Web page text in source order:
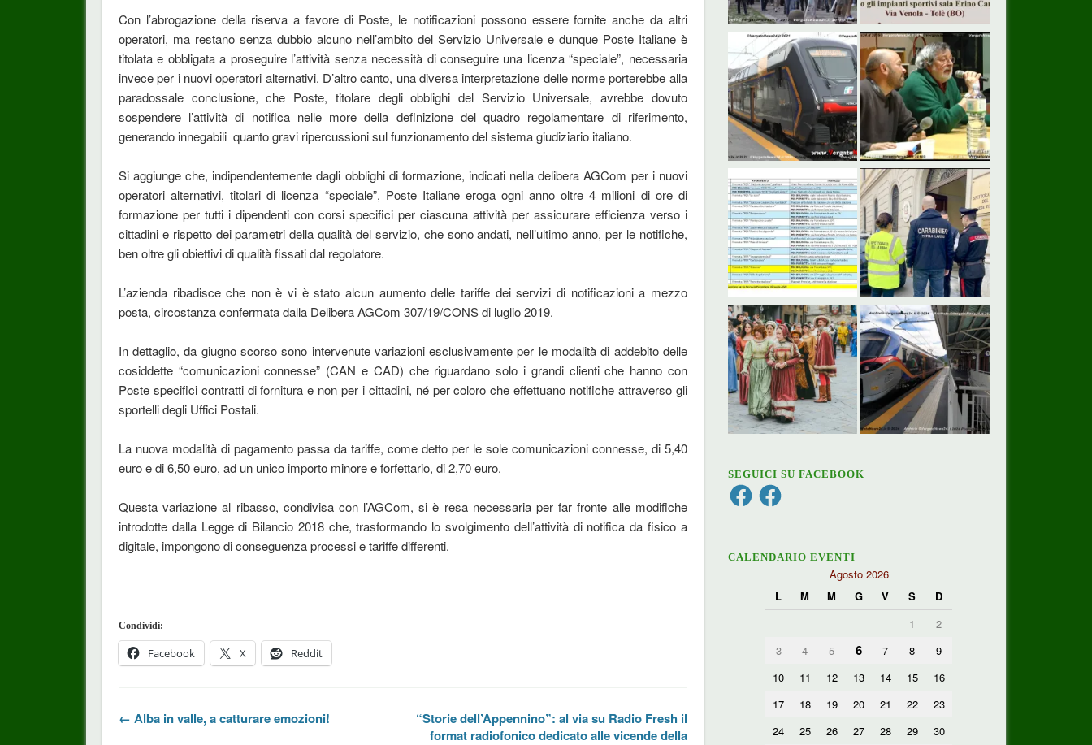
Con l’abrogazione della riserva a favore di Poste, le notificazioni possono essere fornite anche da altri
operatori, ma restano senza dubbio alcuno nell’ambito del Servizio Universale e dunque Poste Italiane è
titolata e obbligata a proseguire l’attività senza necessità di conseguire una licenza “speciale”, necessaria
invece per i nuovi operatori alternativi. D’altro canto, una diversa interpretazione delle norme porterebbe alla
paradossale conclusione, che Poste, titolare degli obblighi del Servizio Universale, avrebbe dovuto
sospendere l’attività di notifica nelle more della definizione del quadro regolamentare di riferimento,
generando innegabili quanto gravi ripercussioni sul funzionamento del sistema giudiziario italiano.
Si aggiunge che, indipendentemente dagli obblighi di formazione, indicati nella delibera AGCom per i nuovi
operatori alternativi, titolari di licenza “speciale”, Poste Italiane eroga ogni anno oltre 4 milioni di ore di
formazione per tutti i dipendenti con corsi specifici per ciascuna attività per assicurare efficienza verso i
cittadini e rispetto dei parametri della qualità del servizio, che sono andati, nell’ultimo anno, per le notifiche,
ben oltre gli obiettivi di qualità fissati dal regolatore.
L’azienda ribadisce che non è vi è stato alcun aumento delle tariffe dei servizi di notificazioni a mezzo
posta, circostanza confermata dalla Delibera AGCom 307/19/CONS di luglio 2019.
In dettaglio, da giugno scorso sono intervenute variazioni esclusivamente per le modalità di addebito delle
cosiddette “comunicazioni connesse” (CAN e CAD) che riguardano solo i grandi clienti che hanno con
Poste specifici contratti di fornitura e non per i cittadini, né per coloro che effettuano notifiche attraverso gli
sportelli degli Uffici Postali.
La nuova modalità di pagamento passa da tariffe, come detto per le sole comunicazioni connesse, di 5,40
euro e di 6,50 euro, ad un unico importo minore e forfettario, di 2,70 euro.
Questa variazione al ribasso, condivisa con l’AGCom, si è resa necessaria per far fronte alle modifiche
introdotte dalla Legge di Bilancio 2018 che, trasformando lo svolgimento dell’attività di notifica da fisico a
digitale, impongono di conseguenza processi e tariffe differenti.
Condividi:
Facebook X Reddit
← Alba in valle, a catturare emozioni!
“Storie dell’Appennino”: al via su Radio Fresh il
format radiofonico dedicato alle vicende della
SEGUICI SU FACEBOOK
FacebookFacebook
CALENDARIO EVENTI
Agosto 2026
L
M M G V S
D
1
2
3
4 5 6 7 8
9
10
11 12 13 14 15
16
17
18 19 20 21 22
23
24
25 26 27 28 29
30